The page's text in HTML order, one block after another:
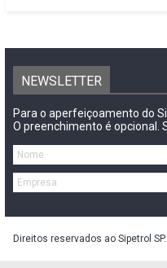
NEWSLETTER
Para o aperfeiçoamento do
O preenchimento é opcional.
Direitos reservados ao Sipetrol